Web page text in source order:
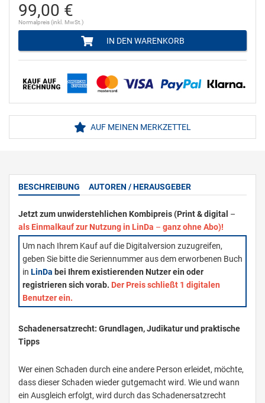
99,00 €
Normalpreis (inkl. MwSt.)
IN DEN WARENKORB
AUF MEINEN MERKZETTEL
BESCHREIBUNG AUTOREN / HERAUSGEBER
Jetzt zum unwiderstehlichen Kombipreis (Print & digital –
als Einmalkauf zur Nutzung in LinDa – ganz ohne Abo)!
Um nach Ihrem Kauf auf die Digitalversion zuzugreifen,
geben Sie bitte die Seriennummer aus dem erworbenen Buch
in LinDa bei Ihrem existierenden Nutzer ein oder
registrieren sich vorab. Der Preis schließt 1 digitalen
Benutzer ein.
Schadenersatzrecht: Grundlagen, Judikatur und praktische
Tipps
Wer einen Schaden durch eine andere Person erleidet, möchte,
dass dieser Schaden wieder gutgemacht wird. Wie und wann
ein Ausgleich erfolgt, wird durch das Schadenersatzrecht